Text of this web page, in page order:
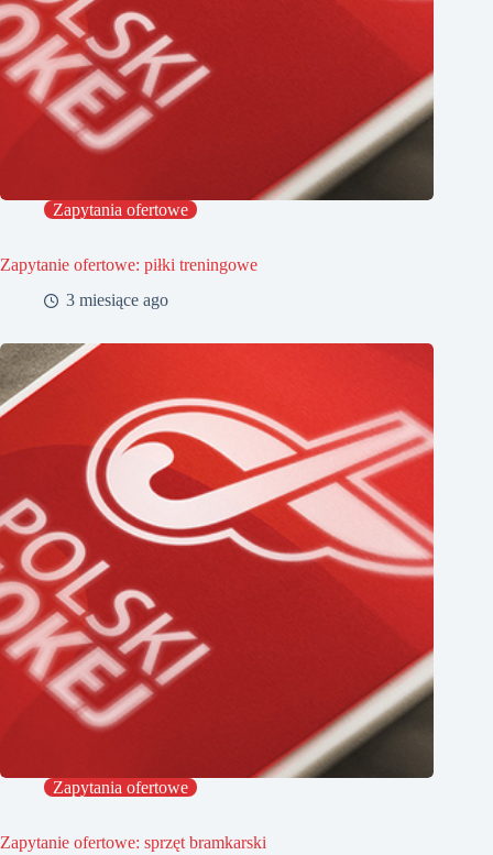
Zapytania ofertowe
Zapytanie ofertowe: piłki treningowe
3 miesiące ago
Zapytania ofertowe
Zapytanie ofertowe: sprzęt bramkarski